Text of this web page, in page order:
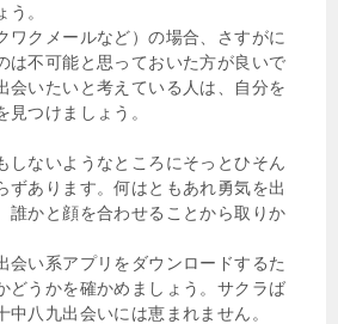
。
ワクメールなど）の場合、さすがに
は不可能と思っておいた方が良いで
会いたいと考えている人は、自分を
見つけましょう。
しないようなところにそっとひそん
ずあります。何はともあれ勇気を出
誰かと顔を合わせることから取りか
会い系アプリをダウンロードするた
どうかを確かめましょう。サクラば
中八九出会いには恵まれません。